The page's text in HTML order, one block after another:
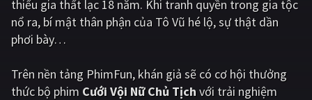
Viễn tưởng Khoa học - Tài liệu
Tình cảm - Lãng mạn Kỳ ảo
thiếu gia thất lạc 18 năm. Khi tranh quyền trong gia tộc
nổ ra, bí mật thân phận của Tô Vũ hé lộ, sự thật dần
phơi bày…
Trên nền tảng PhimFun, khán giả sẽ có cơ hội thưởng
thức bộ phim Cưới Vội Nữ Chủ Tịchvới trải nghiệm